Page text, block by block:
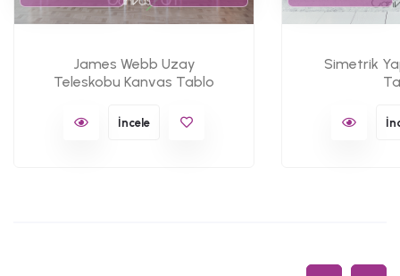
James Webb Uzay
Teleskobu Kanvas Tablo
İncele
Simetrik